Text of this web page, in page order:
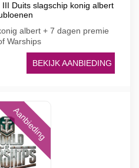
Duits slagschip konig albert
albert + 7 dagen premie
Warships
BEKIJK AANBIEDING
Aanbieding